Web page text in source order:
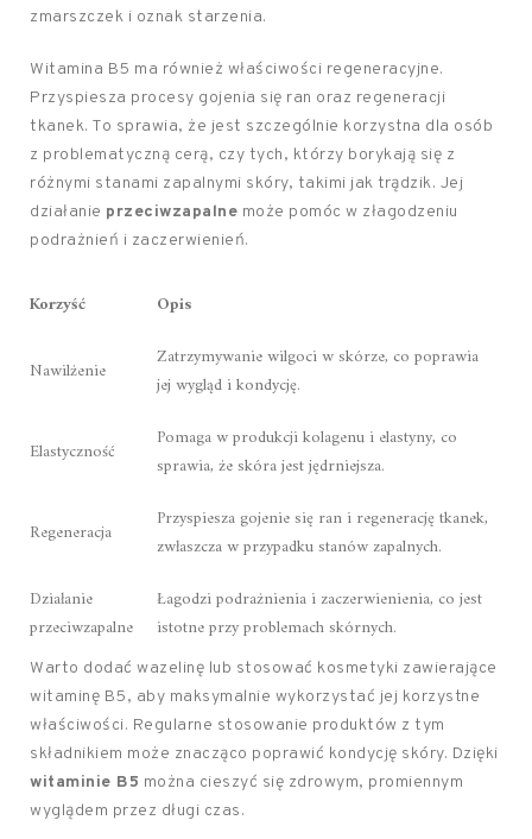
zmarszczek i oznak starzenia.
Witamina B5 ma również właściwości regeneracyjne.
Przyspiesza procesy gojenia się ran oraz regeneracji
tkanek. To sprawia, że jest szczególnie korzystna dla osób
z problematyczną cerą, czy tych, którzy borykają się z
różnymi stanami zapalnymi skóry, takimi jak trądzik. Jej
działanie przeciwzapalne może pomóc w złagodzeniu
podrażnień i zaczerwienień.
Korzyść Opis
Nawilżenie
Zatrzymywanie wilgoci w skórze, co poprawia
jej wygląd i kondycję.
Elastyczność
Pomaga w produkcji kolagenu i elastyny, co
sprawia, że skóra jest jędrniejsza.
Regeneracja
Przyspiesza gojenie się ran i regenerację tkanek,
zwłaszcza w przypadku stanów zapalnych.
Działanie
przeciwzapalne
Łagodzi podrażnienia i zaczerwienienia, co jest
istotne przy problemach skórnych.
Warto dodać wazelinę lub stosować kosmetyki zawierające
witaminę B5, aby maksymalnie wykorzystać jej korzystne
właściwości. Regularne stosowanie produktów z tym
składnikiem może znacząco poprawić kondycję skóry. Dzięki
witaminie B5 można cieszyć się zdrowym, promiennym
wyglądem przez długi czas.